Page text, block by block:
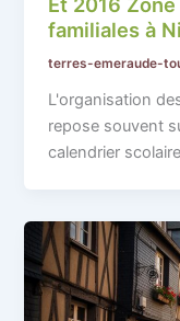
familiales à
terres-emeraude-
L'organisation
repose souvent
calendrier